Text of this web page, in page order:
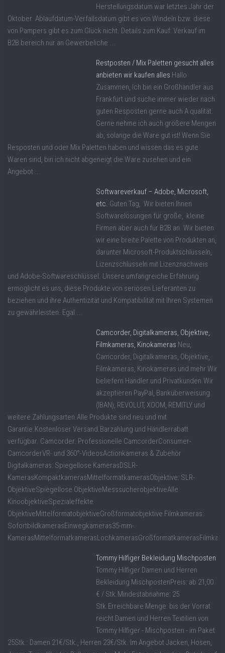
Herstellungsdatum war letztes Jahr der
Oktober. Ablaufdatum-Verfallsdatum gibt es von Windeln bzw. diese
von Pampers gibt es zum Glück nicht. Details zum Kauf: Verkauf im
B2B bereich nur an Gewerbeliche ...
Restposten / Mix Paletten gesucht alles
anbieten wir kaufen alles Hallo
Zusammen, Ich bin ein Großhändler aus
Frankfurt und suche immer wieder nach
guten Resposten gerne auch A qualität.
Gerne nehme ich auch größere Mengen
ab, solange die Ware gut ist! Wenn Sie
Resposten und oder Mix Paletten haben und wissen das es gute
Waren sind, bin ich nicht abgeneigt die Ware zusehen und ein
Angebot ...
Softwareverkauf – Adobe, Microsoft,
etc. Guten Tag, Wir bieten Ihnen
Softwarelösungen für große, kleine
Firmen aber auch für B2B an. Wir bieten
wir eine breite Palette von Produkten an,
darunter Microsoft-Produktschlüsseln,
Lizenzschlüsseln mit Lizenznachweis
und Adobe-Softwareschlüssel. Unsere umfangreiche Erfahrung
ermöglicht es uns, diese Produkte von seriösen Lieferanten zu
beziehen und ihre Authentizität und Kompatibilität mit Ihren Systemen
zu gewährleisten. Egal ...
Camcorder, Digitalkameras, Objektive,
Filmkameras, Kinokameras Neu,
Camcorder, Digitalkameras, Objektive,
Filmkameras, Kinokameras und mehr Wir
beliefern Händler und Privatkunden.Wir
akzeptieren PayPal, Banküberweisung
(IBAN), REVOLUT, XOOM, REMITLY und
weitere Zahlungsarten.Alle Produkte sind neu und mit
Garantie.Kostenloser Versand.Barzahlung und Händlerrabatt
verfügbar. Camcorder: Professionelle CamcorderConsumer-
CamcorderVR- und 360°-VideosActionkameras & Zubehör
Digitalkameras: Spiegellose KamerasDSLR-
KamerasKompaktkamerasMittelformatkamerasObjektive: SLR-
ObjektiveSpiegellose ObjektiveMesssucherobjektiveAlle
KinoobjektiveSpezialeffekte
ObjektiveMittelformatobjektiveGroßformatobjektive Filmkameras:
SofortbildkamerasEinwegkameras35-mm-
Tommy Hilfiger Bekleidung Mischposten
Tommy Hilfiger Damen und Herren
Bekleidung MischpostenPreis: ab 21,00
€ / Stk.Mindestabnahme: 25
Stk.Erreichbare Menge: bis der Vorrat
reicht Damen und Herren Textilien von
Tommy Hilfiger - Mischposten - im Paket
25Stk.: Damen 21€/Stk., Herren 23€/Stk. Im Angebot Jacken, Hosen,